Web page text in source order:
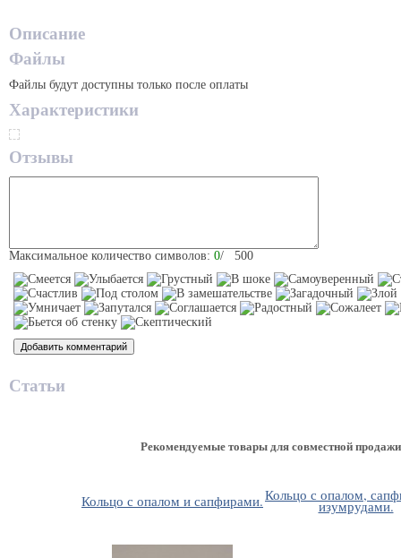
Описание
Файлы
Файлы будут доступны только после оплаты
Характеристики
Отзывы
Максимальное количество символов: 0/ 500
Статьи
Рекомендуемые товары для совместной продажи
Кольцо с опалом и сапфирами.Кольцо с опалом,
изумрудами.